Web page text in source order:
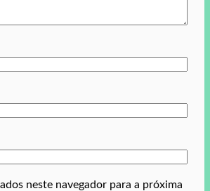
neste navegador para a próxima